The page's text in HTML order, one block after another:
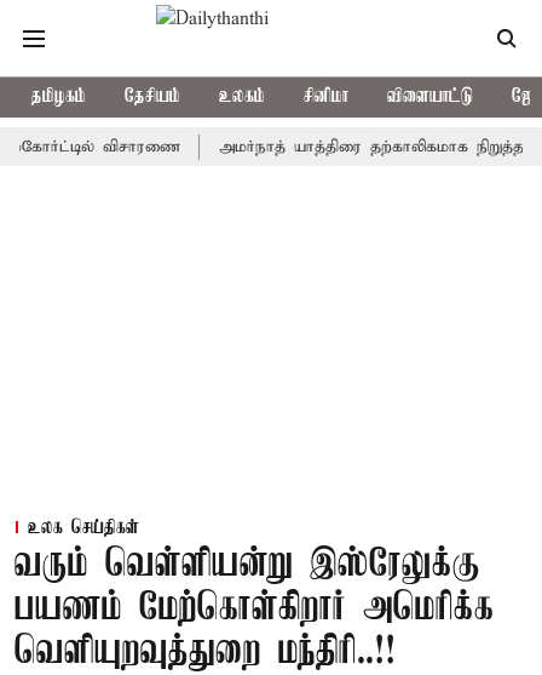
தமிழகம் தேசியம் உலகம் சினிமா விளையாட்டு
விசாரணை அமர்நாத் யாத்திரை தற்காலிகமாக நிறுத்தம்
உலக செய்திகள்
வரும் வெள்ளியன்று இஸ்ரேலுக்கு
பயணம் மேற்கொள்கிறார் அமெரிக்க
வெளியுறவுத்துறை மந்திரி..!!